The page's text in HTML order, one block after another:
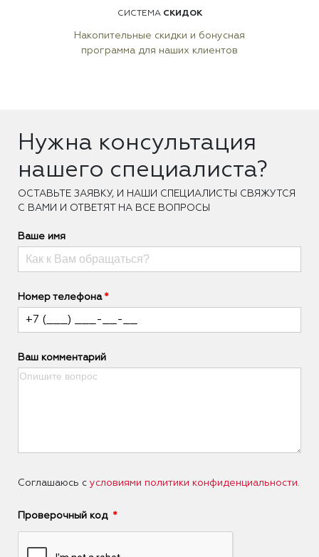
СИСТЕМА СКИДОК
Накопительные скидки и бонусная
программа для наших клиентов
Нужна консультация
нашего специалиста?
ОCТАВЬТЕ ЗАЯВКУ, И НАШИ СПЕЦИАЛИСТЫ СВЯЖУТСЯ
С ВАМИ И ОТВЕТЯТ НА ВСЕ ВОПРОСЫ
Ваше имя
Номер телефона
Ваш комментарий
Соглашаюсь с условиями политики конфиденциальности.
Проверочный код